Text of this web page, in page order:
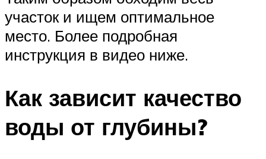
участок и ищем оптимальное
место. Более подробная
инструкция в видео ниже.
Как зависит качество
воды от глубины?